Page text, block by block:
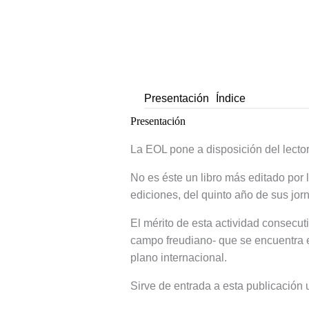
Presentación
Índice
Presentación
La EOL pone a disposición del
No es éste un libro más editado
ediciones, del quinto año de sus
El mérito de esta actividad
campo freudiano- que se
plano internacional.
Sirve de entrada a esta publicación